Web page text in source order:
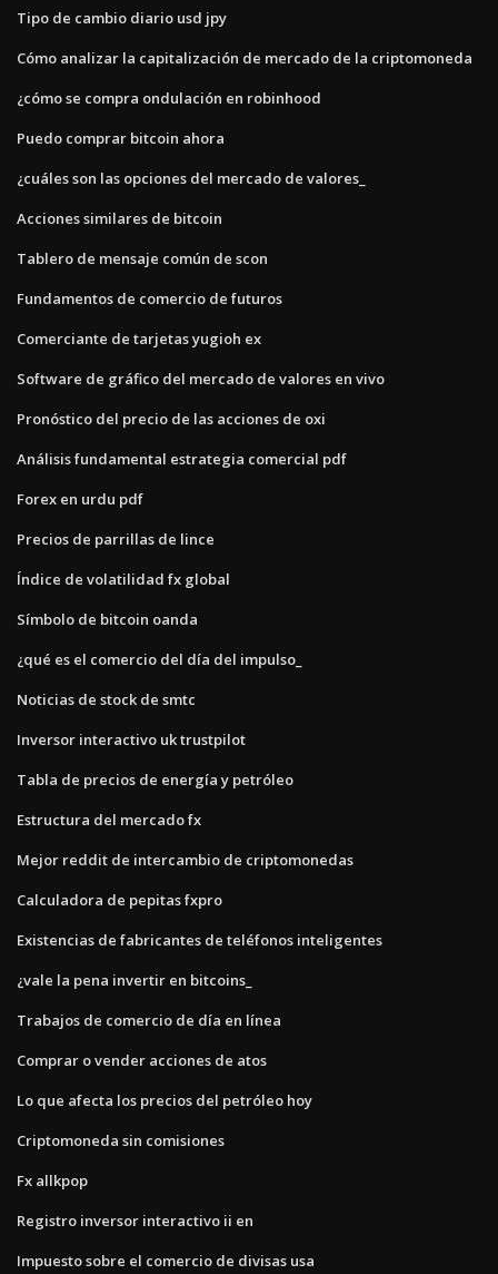
Tipo de cambio diario usd jpy
Cómo analizar la capitalización de mercado de la criptomoneda
¿cómo se compra ondulación en robinhood
Puedo comprar bitcoin ahora
¿cuáles son las opciones del mercado de valores_
Acciones similares de bitcoin
Tablero de mensaje común de scon
Fundamentos de comercio de futuros
Comerciante de tarjetas yugioh ex
Software de gráfico del mercado de valores en vivo
Pronóstico del precio de las acciones de oxi
Análisis fundamental estrategia comercial pdf
Forex en urdu pdf
Precios de parrillas de lince
Índice de volatilidad fx global
Símbolo de bitcoin oanda
¿qué es el comercio del día del impulso_
Noticias de stock de smtc
Inversor interactivo uk trustpilot
Tabla de precios de energía y petróleo
Estructura del mercado fx
Mejor reddit de intercambio de criptomonedas
Calculadora de pepitas fxpro
Existencias de fabricantes de teléfonos inteligentes
¿vale la pena invertir en bitcoins_
Trabajos de comercio de día en línea
Comprar o vender acciones de atos
Lo que afecta los precios del petróleo hoy
Criptomoneda sin comisiones
Fx allkpop
Registro inversor interactivo ii en
Impuesto sobre el comercio de divisas usa